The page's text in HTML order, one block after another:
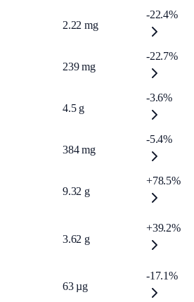
2.22 mg
-22.4%
239 mg
-22.7%
4.5 g
-3.6%
384 mg
-5.4%
9.32 g
+78.5%
3.62 g
+39.2%
63 µg
-17.1%